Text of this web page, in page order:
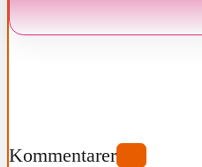
Kommentarer